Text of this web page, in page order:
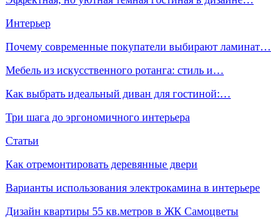
Интерьер
Почему современные покупатели выбирают ламинат…
Мебель из искусственного ротанга: стиль и…
Как выбрать идеальный диван для гостиной:…
Три шага до эргономичного интерьера
Статьи
Как отремонтировать деревянные двери
Варианты использования электрокамина в интерьере
Дизайн квартиры 55 кв.метров в ЖК Самоцветы